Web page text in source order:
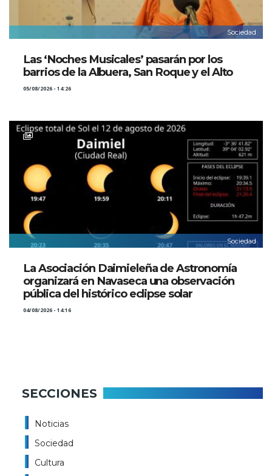
Sociedad
Las ‘Noches Musicales’ pasarán por los
barrios de la Albuera, San Roque y el Alto
05/08/2026 - 14:26
Sociedad
La Asociación Daimieleña de Astronomía
organizará en Navaseca una observación
pública del histórico eclipse solar
04/08/2026 - 14:16
SECCIONES
Noticias
Sociedad
Cultura